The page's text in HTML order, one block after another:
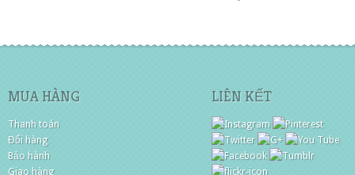
MUA HÀNG
Thanh toán
Đổi hàng
Bảo hành
Giao hàng
LIÊN KẾT